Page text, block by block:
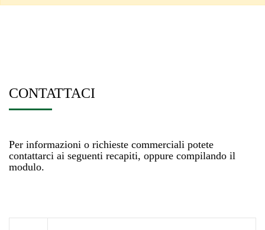
CONTATTACI
Per informazioni o richieste commerciali potete
contattarci ai seguenti recapiti, oppure compilando il
modulo.